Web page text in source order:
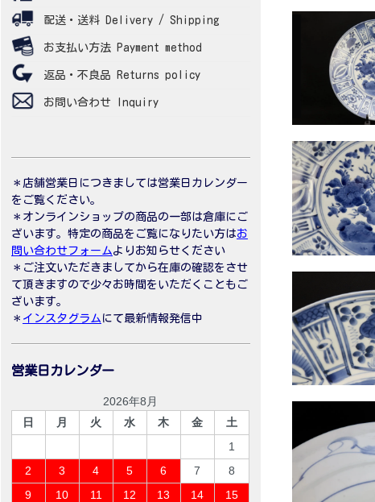
配送・送料 Delivery / Shipping
お支払い方法 Payment method
返品・不良品 Returns policy
お問い合わせ Inquiry
＊店舗営業日につきましては営業日カレンダー
をご覧ください。
＊オンラインショップの商品の一部は倉庫にご
ざいます。特定の商品をご覧になりたい方はお
問い合わせフォーム よりお知らせください
＊ご注文いただきましてから在庫の確認をさせ
て頂きますので少々お時間をいただくこともご
ざいます。
＊ インスタグラム にて最新情報発信中
営業日カレンダー
2026年8月
日
月 火 水 木 金
土
1
2
3 4 5 6 7
8
9
10 11 12 13 14
15